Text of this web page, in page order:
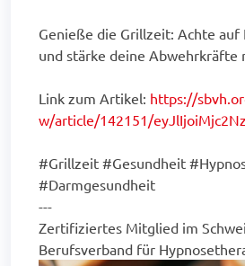
Genieße die Grillzeit: Achte auf
und stärke deine Abwehrkräfte
Link zum Artikel: https://
w/article/142151/
#Grillzeit #Gesundheit
#Darmgesundheit
---
Zertifiziertes Mitglied im
Berufsverband für